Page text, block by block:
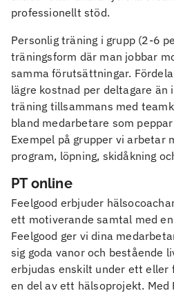
professionellt stöd.
Personlig träning i grupp (2-6
träningsform där man jobbar
samma förutsättningar.
lägre kostnad per deltagare än
träning tillsammans med
bland medarbetare som
Exempel på grupper vi arbetar
program, löpning, skidåkning
PT online
Feelgood erbjuder
ett motiverande samtal med
Feelgood ger vi dina
sig goda vanor och bestående
erbjudas enskilt under ett
en del av ett hälsoprojekt. Med